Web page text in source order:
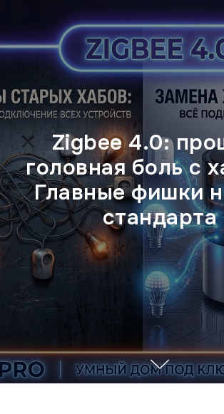
Zigbee 4.0:
головная боль с
Главные фишки
стандарта